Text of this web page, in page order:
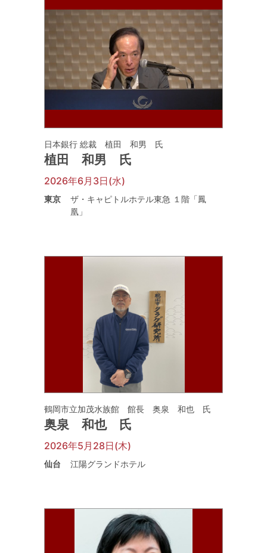
日本銀行 総裁 植田 和男 氏
植田 和男 氏
2026年6月3日(水)
東京
ザ・キャピトルホテル東急 １階「鳳
凰」
鶴岡市立加茂水族館 館長 奥泉 和也 氏
奥泉 和也 氏
2026年5月28日(木)
仙台 江陽グランドホテル